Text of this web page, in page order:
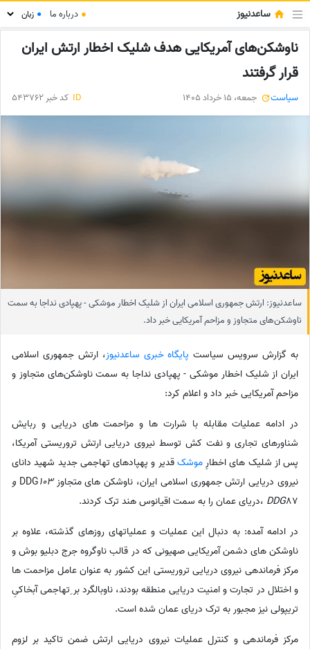
ساعدنیوز ● درباره ما ●
ناوشکن‌های آمریکایی هدف شلیک اخطار ارتش ایران
قرار گرفتند
سیاست جمعه، 15 خرداد 1405 ID کد خبر 543762
ساعدنیوز: ارتش جمهوری اسلامی ایران از شلیک اخطار موشکی - پهپادی نداجا به سمت
ناوشکن‌های متجاوز و مزاحم آمریکایی خبر داد.
به گزارش سرویس سیاست پایگاه خبری ساعدنیوز،‌ ارتش جمهوری اسلامی
ایران از شلیک اخطار موشکی - پهپادی نداجا به سمت ناوشکن‌های متجاوز و
مزاحم آمریکایی خبر داد و اعلام کرد:
در ادامه عملیات مقابله با شرارت ها و مزاحمت های دریایی و ربایش
شناورهای تجاری و نفت کش توسط نیروی دریایی ارتش تروریستی آمریکا،
پس از شلیک های اخطارِموشکقدیر و پهپادهای تهاجمی جدید شهید دانای
نیروی دریایی ارتش جمهوری اسلامی ایران، ناوشکن های متجاوز DDG
103 و
DDG87 ،دریای عمان را به سمت اقیانوس هند ترک کردند.
در ادامه آمده: به دنبال این عملیات و عملیاتهای روزهای گذشته، علاوه بر
ناوشکن های دشمن آمریکایی صهیونی که در قالب ناوگروه جرج دبلیو بوش و
مرکز فرماندهی نیروی دریایی تروریستی این کشور به عنوان عامل مزاحمت ها
و اختلال در تجارت و امنیت دریایی منطقه بودند، ناوبالگرد بر ِتهاجمی آبخاکیِ
تریپولی نیز مجبور به ترک دریای عمان شده است.
مرکز فرماندهی و کنترل عملیات نیروی دریایی ارتش ضمن تاکید بر لزوم